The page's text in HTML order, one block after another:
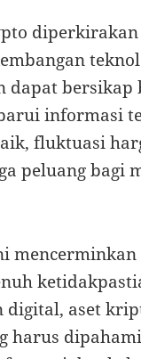
dapat
informasi
fluktuasi
peluang bagi
digital, aset
harus